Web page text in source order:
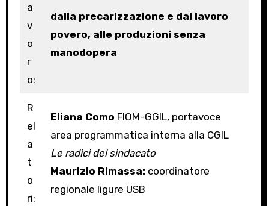
a
v
o
r
o:
dalla precarizzazione e dal lavoro
povero, alle produzioni senza
manodopera
R
el
a
t
o
ri:
Eliana Como FIOM-GGIL, portavoce
area programmatica interna alla CGIL
Le radici del sindacato
Maurizio Rimassa: coordinatore
regionale ligure USB